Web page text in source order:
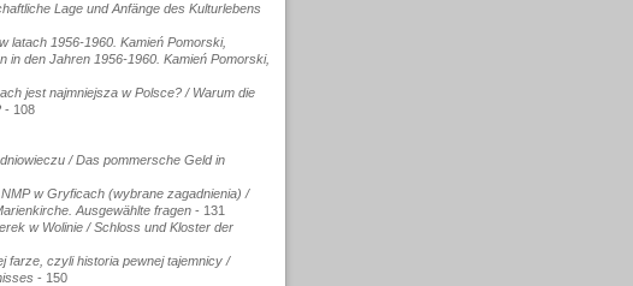
Lage und Anfänge des Kulturlebens
latach 1956-1960. Kamień Pomorski,
in den Jahren 1956-1960. Kamień Pomorski,
jest najmniejsza w Polsce? / Warum die
- 108
/ Das pommersche Geld in
w Gryficach (wybrane zagadnienia) /
Ausgewählte fragen- 131
w Wolinie / Schloss und Kloster der
farze, czyli historia pewnej tajemnicy /
- 150